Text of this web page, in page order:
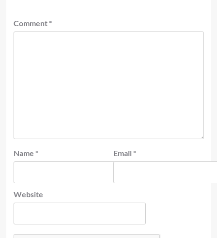
Comment *
Name * Email *
Website